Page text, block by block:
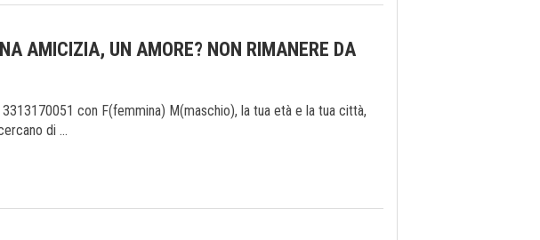
AMICIZIA, UN AMORE? NON RIMANERE DA
con F(femmina) M(maschio), la tua età e la tua città,
di ...